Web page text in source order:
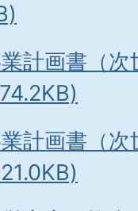
業計画書（
業計画書（